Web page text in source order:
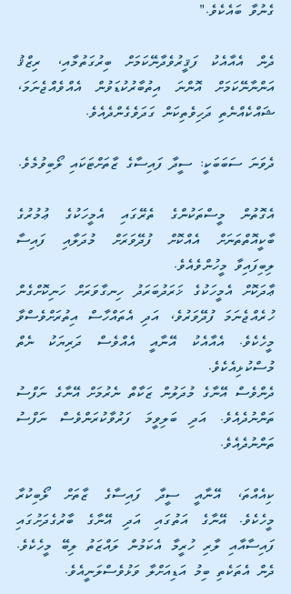
ގެނުވާ ބައެކެވެ."
ޝައްކެއްނެތި ދަހިވެތިކަން ގަދަވެގެންދެއެވެ.
ދެވަނަ ސަބަބަކީ: ސީދާ ފައިސާގެ ޒާތަށްޓަކައި ލޯބިވުމެވެ.
ލިބިފައިވާ މީހުންވެއެވެ.
ޢާދަކޮށް އެމީހަކުގެ ޚަރަދުބަރަދު ހިނގާވަރަށް ހަނިކޮށްގެން
ހުރެއްޖެނަމަ ފުދޭވަރުވެ، އަދި އެތައްހާސް އިތުރަށްވެސްވާ
މީހެކެވެ. އެއާއެކު އޭނާއީ އެއްވެސް ދަރިޔަކު ނެތް
މުސްކުޅިއެކެވެ.
ތަންނުދެއެވެ.
ކިއެއްތަ، އޭނާއީ ސީދާ ފައިސާގެ ޒާތަށް ލޯބިކުރާ
ދެން އެތަކެތި ބިމު އަޑިއަށްލާ ވަޅުވެސްލަނީއެވެ.